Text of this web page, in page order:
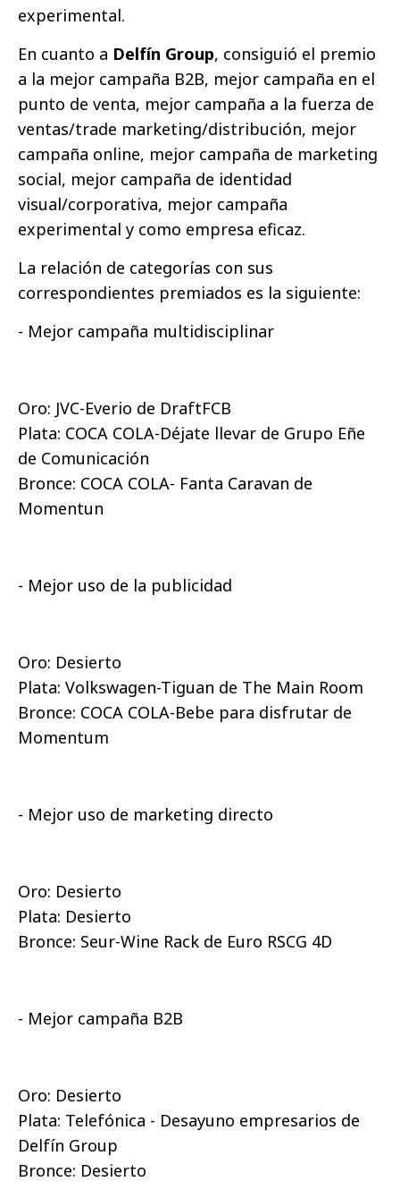
experimental.
En cuanto a Delfín Group, consiguió el premio
a la mejor campaña B2B, mejor campaña en el
punto de venta, mejor campaña a la fuerza de
ventas/trade marketing/distribución, mejor
campaña online, mejor campaña de marketing
social, mejor campaña de identidad
visual/corporativa, mejor campaña
experimental y como empresa eficaz.
La relación de categorías con sus
correspondientes premiados es la siguiente:
- Mejor campaña multidisciplinar
Oro: JVC-Everio de DraftFCB
Plata: COCA COLA-Déjate llevar de Grupo Eñe
de Comunicación
Bronce: COCA COLA- Fanta Caravan de
Momentun
- Mejor uso de la publicidad
Oro: Desierto
Plata: Volkswagen-Tiguan de The Main Room
Bronce: COCA COLA-Bebe para disfrutar de
Momentum
- Mejor uso de marketing directo
Oro: Desierto
Plata: Desierto
Bronce: Seur-Wine Rack de Euro RSCG 4D
- Mejor campaña B2B
Oro: Desierto
Plata: Telefónica - Desayuno empresarios de
Delfín Group
Bronce: Desierto